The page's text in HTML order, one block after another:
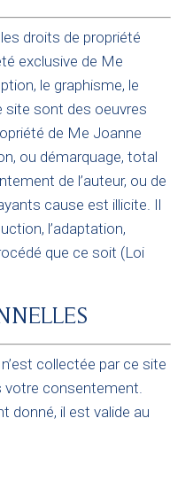
droits de propriété
exclusive de Me
le graphisme, le
site sont des oeuvres
de Me Joanne
ou démarquage, total
de l’auteur, ou de
cause est illicite. Il
l’adaptation,
que ce soit (Loi
collectée par ce site
votre consentement.
donné, il est valide au